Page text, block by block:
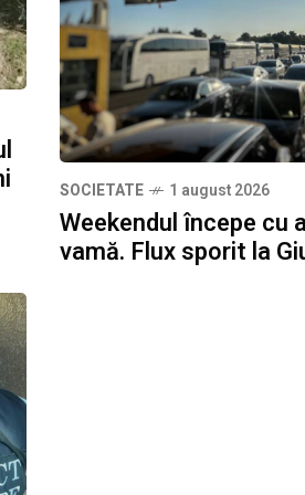
SOCIETATE 1 august 2026
Weekendul începe cu
vamă. Flux sporit la